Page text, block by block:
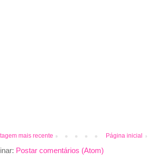
mais recente Página inicial
Postar comentários (Atom)